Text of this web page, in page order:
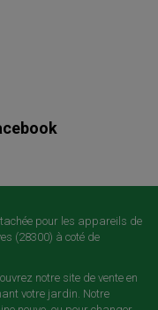
pour les appareils de
(28300) à coté de
notre site de vente en
votre jardin. Notre